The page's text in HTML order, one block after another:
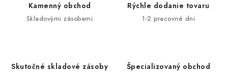
ZNAČKY
Kamenný obchod
Skladovými zásobami
Rýchle dodanie tovaru
1-2 pracovné dni
Skutočné skladové zásoby Špecializovaný obchod